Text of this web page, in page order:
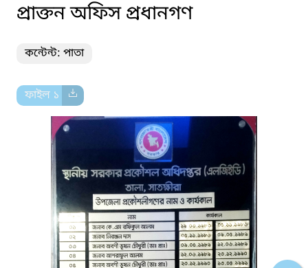
প্রাক্তন অফিস প্রধানগণ
কন্টেন্ট: পাতা
ফাইল ১